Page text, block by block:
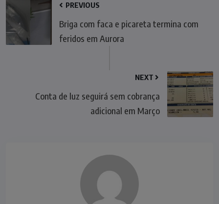
PREVIOUS
Briga com faca e picareta termina com
feridos em Aurora
NEXT
Conta de luz seguirá sem cobrança
adicional em Março